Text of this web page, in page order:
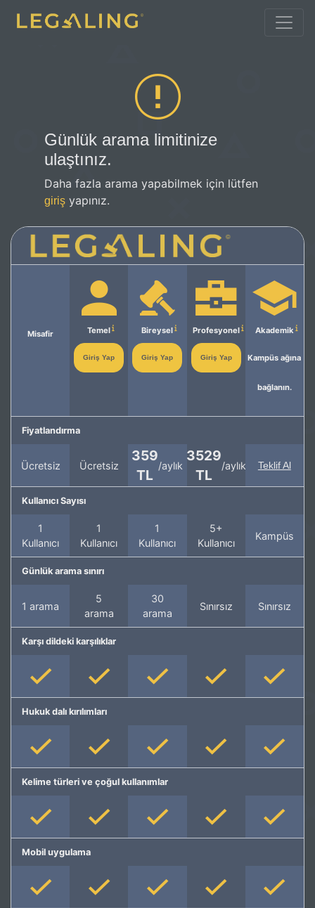
Günlük arama limitinize
ulaştınız.
Daha fazla arama yapabilmek için lütfen
giriş yapınız.
Misafir Temel
Giriş Yap
Bireysel
Giriş Yap
Profesyonel
Giriş Yap
Akademik
Kampüs ağına
bağlanın.
Fiyatlandırma
Ücretsiz Ücretsiz
359
TL
/aylık
3529
TL
/aylık Teklif Al
Kullanıcı Sayısı
1
Kullanıcı
1
Kullanıcı
1
Kullanıcı
5+
Kullanıcı
Kampüs
Günlük arama sınırı
1 arama
5
arama
30
arama
Sınırsız Sınırsız
Karşı dildeki karşılıklar
Hukuk dalı kırılımları
Kelime türleri ve çoğul kullanımlar
Mobil uygulama